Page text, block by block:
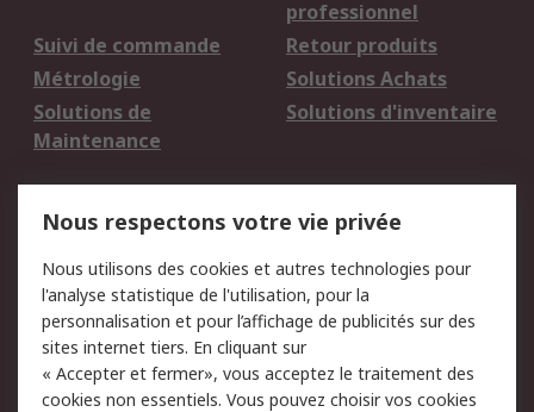
professionnel
Suivi de commande
Retour produits
Métrologie
Solutions Achats
Solutions de
Maintenance
Solutions d'inventaire
du site
Politique de protection
des données - Mise à
jour
Sécurité des E-mails
Conditions générales
Politique anti-
Nous respectons votre vie privée
Nous utilisons des cookies et autres technologies pour
l'analyse statistique de l'utilisation, pour la
personnalisation et pour l’affichage de publicités sur des
sites internet tiers. En cliquant sur
« Accepter et fermer», vous acceptez le traitement des
cookies non essentiels. Vous pouvez choisir vos cookies